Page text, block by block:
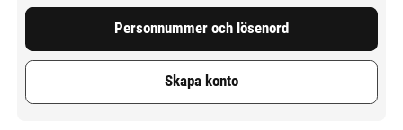
Personnummer och lösenord
Skapa konto